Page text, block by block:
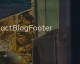
BlogFooter